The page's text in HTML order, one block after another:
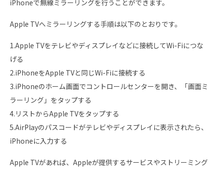
iPhoneで無線ミラーリングを行うことができます。
Apple TVへミラーリングする手順は以下のとおりです。
1.Apple TVをテレビやディスプレイなどに接続してWi-Fiにつな
げる
2.iPhoneをApple TVと同じWi-Fiに接続する
3.iPhoneのホーム画面でコントロールセンターを開き、「画面ミ
ラーリング」をタップする
4.リストからApple TVをタップする
5.AirPlayのパスコードがテレビやディスプレイに表示されたら、
iPhoneに入力する
Apple TVがあれば、Appleが提供するサービスやストリーミング